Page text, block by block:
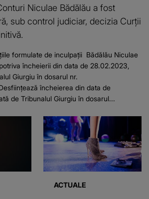
Niculae Bădălău a fost
sub control judiciar, decizia Curţii
formulate de inculpații Bădălău Niculae
încheierii din data de 28.02.2023,
Giurgiu în dosarul nr.
încheierea din data de
de Tribunalul Giurgiu în dosarul...
ACTUALE